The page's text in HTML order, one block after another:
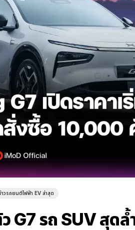
าวรถยนต์ไฟฟ้า EV ล่าสุด
G7 รถ SUV สุด